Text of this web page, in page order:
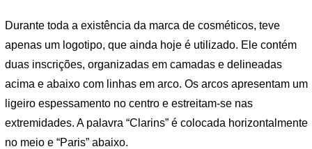
Durante toda a existência da marca de cosméticos, teve
apenas um logotipo, que ainda hoje é utilizado. Ele contém
duas inscrições, organizadas em camadas e delineadas
acima e abaixo com linhas em arco. Os arcos apresentam um
ligeiro espessamento no centro e estreitam-se nas
extremidades. A palavra “Clarins” é colocada horizontalmente
no meio e “Paris” abaixo.